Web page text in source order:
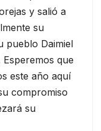
y salió a
su
pueblo Daimiel
que
este año aquí
compromiso
su